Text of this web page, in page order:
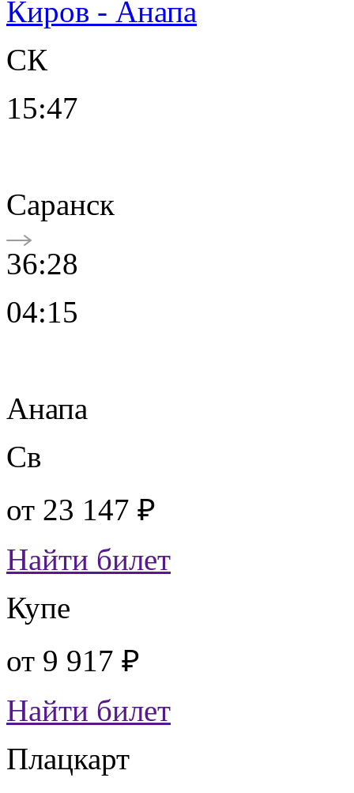
Киров - Анапа
СК
15:47
Саранск
36:28
04:15
Анапа
Св
от 23 147 ₽
Найти билет
Купе
от 9 917 ₽
Найти билет
Плацкарт